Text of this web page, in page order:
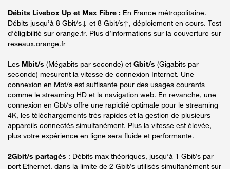
Débits Livebox Up et Max Fibre : En France métropolitaine.
Débits jusqu’à 8 Gbit/s↓ et 8 Gbit/s↑, déploiement en cours. Test
d’éligibilité sur orange.fr. Plus d’informations sur la couverture sur
reseaux.orange.fr
Les Mbit/s (Mégabits par seconde) et Gbit/s (Gigabits par
seconde) mesurent la vitesse de connexion Internet. Une
connexion en Mbt/s est suffisante pour des usages courants
comme le streaming HD et la navigation web. En revanche, une
connexion en Gbt/s offre une rapidité optimale pour le streaming
4K, les téléchargements très rapides et la gestion de plusieurs
appareils connectés simultanément. Plus la vitesse est élevée,
plus votre expérience en ligne sera fluide et performante.
2Gbit/s partagés : Débits max théoriques, jusqu’à 1 Gbit/s par
port Ethernet, dans la limite de 2 Gbit/s utilisés simultanément sur